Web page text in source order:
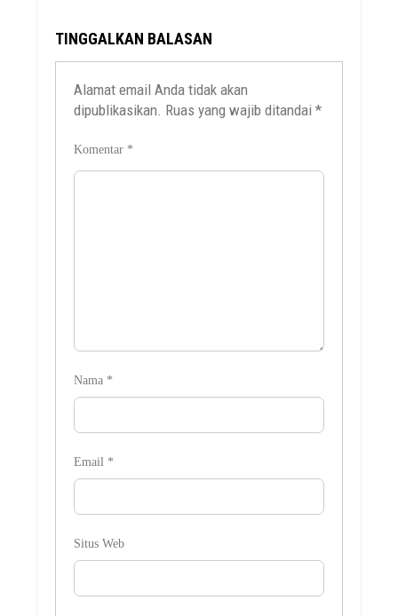
TINGGALKAN BALASAN
Alamat email Anda tidak akan
dipublikasikan. Ruas yang wajib ditandai*
Komentar *
Nama *
Email *
Situs Web